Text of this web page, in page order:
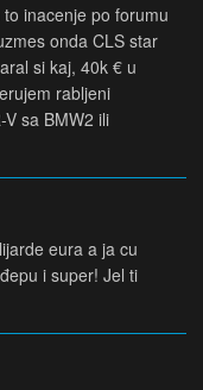
inacenje po forumu
onda CLS star
si kaj, 40k € u
rabljeni
sa BMW2 ili
eura a ja cu
i super! Jel ti